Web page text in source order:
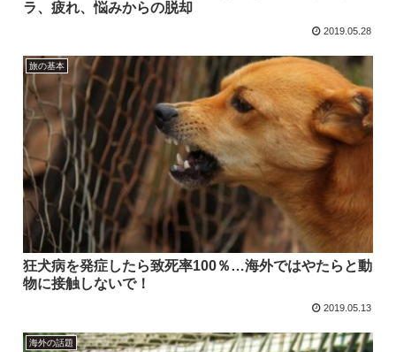
ラ、疲れ、悩みからの脱却
2019.05.28
旅の基本
狂犬病を発症したら致死率100％…海外ではやたらと動
物に接触しないで！
2019.05.13
海外の話題